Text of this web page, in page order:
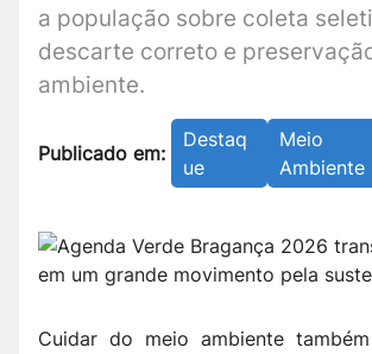
a população sobre coleta
descarte correto e
ambiente.
Publicado em:
Destaq
ue
Meio
Ambiente
Cuidar do meio ambiente